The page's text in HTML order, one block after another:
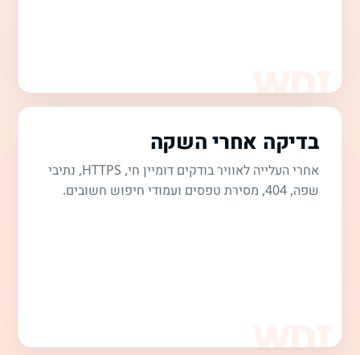
בדיקה אחרי השקה
אחרי העלייה לאוויר בודקים דומיין חי, HTTPS, נתיבי
שפה, 404, מסירת טפסים ועמודי חיפוש חשובים.